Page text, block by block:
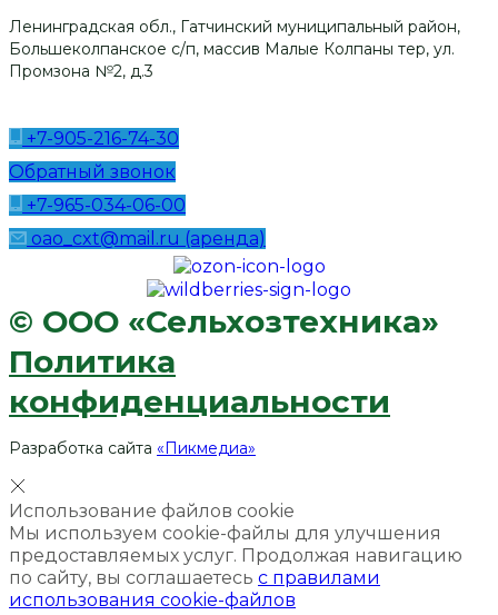
Ленинградская обл., Гатчинский муниципальный район,
Большеколпанское с/п, массив Малые Колпаны тер, ул.
Промзона №2, д.3
+7-905-216-74-30
Обратный звонок
+7-965-034-06-00
oao_cxt@mail.ru (аренда)
© ООО «Сельхозтехника»
Политика
конфиденциальности
Разработка сайта «Пикмедиа»
Использование файлов cookie
Мы используем cookie-файлы для улучшения
предоставляемых услуг. Продолжая навигацию
по сайту, вы соглашаетесь с правилами
использования cookie-файлов